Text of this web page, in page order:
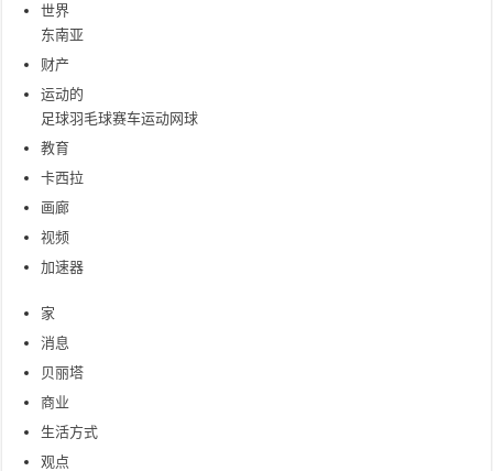
世界
东南亚
财产
运动的
足球羽毛球赛车运动网球
教育
卡西拉
画廊
视频
加速器
家
消息
贝丽塔
商业
生活方式
观点